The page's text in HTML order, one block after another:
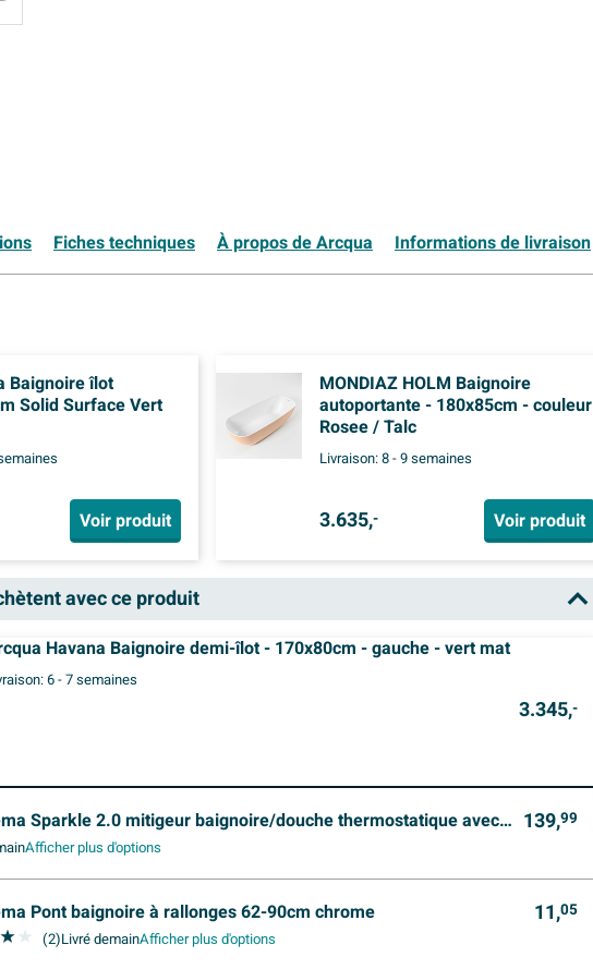
Fiches techniques À propos de Arcqua Informations de livraison
Baignoire îlot
Solid Surface Vert
Voir produit
MONDIAZ HOLM Baignoire
autoportante - 180x85cm - couleur
Rosee / Talc
Livraison:8 - 9 semaines
3.635,- Voir produit
avec ce produit
Havana Baignoire demi-îlot - 170x80cm - gauche - vert mat
6 - 7 semaines
3.345,-
2.0 mitigeur baignoire/douche thermostatique avec support de douchette, flexible de douche et douchette 3 positions noir mat 139,99
Afficher plus d'options
Pont baignoire à rallonges 62-90cm chrome
(2)Livré demain
11,05
Afficher plus d'options